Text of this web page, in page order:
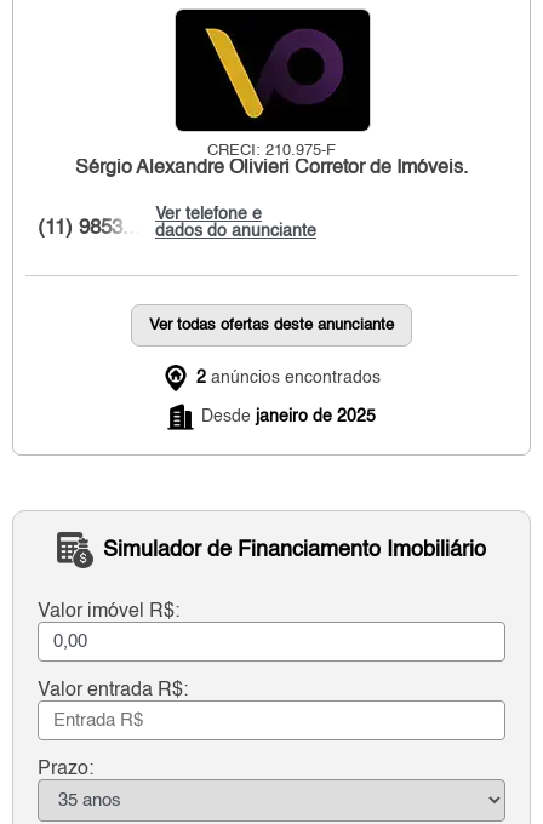
CRECI: 210.975-F
Sérgio Alexandre Olivieri Corretor de Imóveis.
Ver telefone e
dados do anunciante
(11) 9853...
Ver todas ofertas deste anunciante
2 anúncios encontrados
Desde janeiro de 2025
Simulador de Financiamento Imobiliário
Valor imóvel R$:
Valor entrada R$:
Prazo: